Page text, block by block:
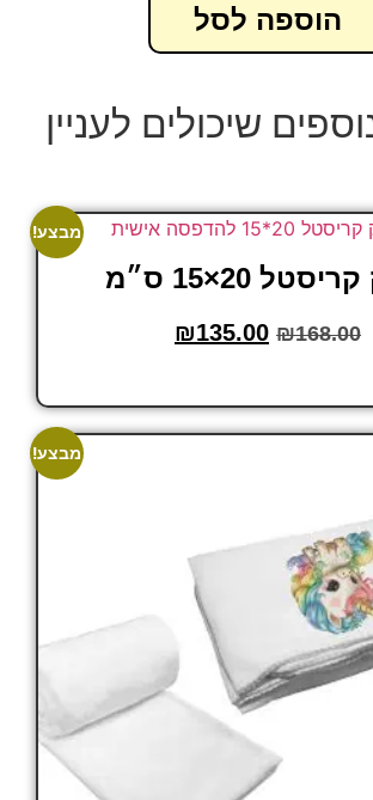
הוספה לסל
שיכולים לעניין
מבצע!
20×15 ס״מ
₪168.00
₪135.00
מבצע!